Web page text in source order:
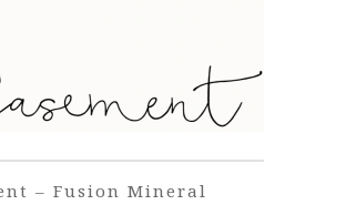
– Fusion Mineral